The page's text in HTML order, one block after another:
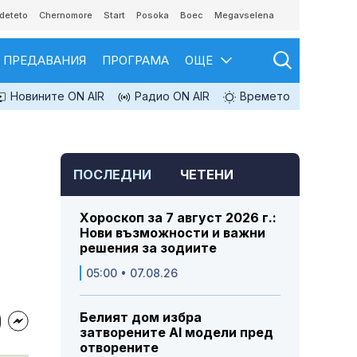
Chernomore Start Posoka Boec Megavselena
ПРЕДАВАНИЯ ПРОГРАМА ОЩЕ
Новините ON AIR Радио ON AIR Времето
ПОСЛЕДНИ ЧЕТЕНИ
Хороскоп за 7 август 2026 г.:
Нови възможности и важни
решения за зодиите
05:00 • 07.08.26
Белият дом избра
затворените AI модели пред
отворените